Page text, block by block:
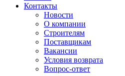
Контакты
Новости
О компании
Строителям
Поставщикам
Вакансии
Условия возврата
Вопрос-ответ